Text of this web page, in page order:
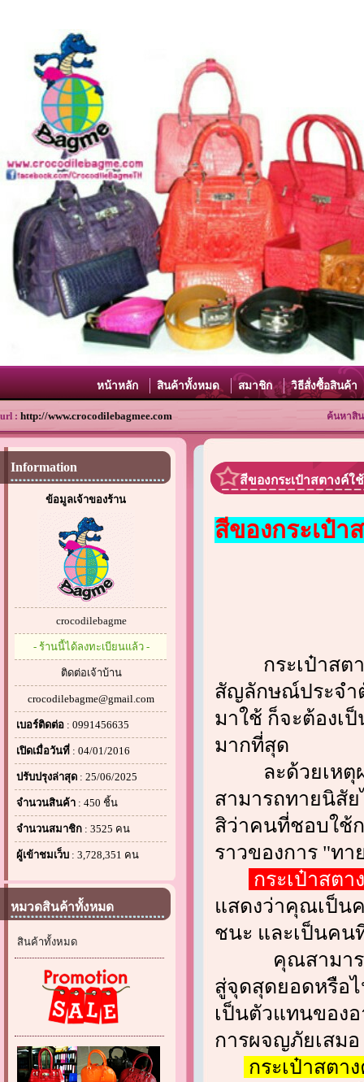
หน้าหลัก สินค้าทั้งหมด สมาชิก วิธีสั่งซื้อสินค้า
url : http://www.crocodilebagmee.com ค้นหาสิ
Information
ข้อมูลเจ้าของร้าน
crocodilebagme
- ร้านนี้ได้ลงทะเบียนแล้ว -
ติดต่อเจ้าบ้าน
crocodilebagme@gmail.com
เบอร์ติดต่อ : 0991456635
เปิดเมื่อวันที่ : 04/01/2016
ปรับปรุงล่าสุด : 25/06/2025
จำนวนสินค้า : 450 ชิ้น
จำนวนสมาชิก : 3525 คน
ผู้เข้าชมเว็บ : 3,728,351 คน
หมวดสินค้าทั้งหมด
สินค้าทั้งหมด
สีของกระเป๋าสตางค์ใ
สีของกระเป๋
กระเป๋าสตาง
สัญลักษณ์ประจำ
มาใช้ ก็จะต้องเ
มากที่สุด
ละด้วยเหตุผล
สามารถทายนิสั
สิว่าคนที่ชอบใช้
ราวของการ "ท
กระเป๋าสตา
แสดงว่าคุณเป็น
ชนะ และเป็นคน
คุณสามารถเ
สู่จุดสุดยอดหรือไ
เป็นตัวแทนของ
การผจญภัยเสมอ
กระเป๋าสตา